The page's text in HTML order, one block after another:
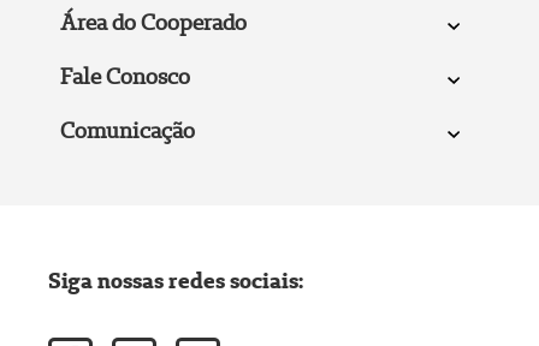
Área do Cooperado
Fale Conosco
Comunicação
Siga nossas redes sociais: